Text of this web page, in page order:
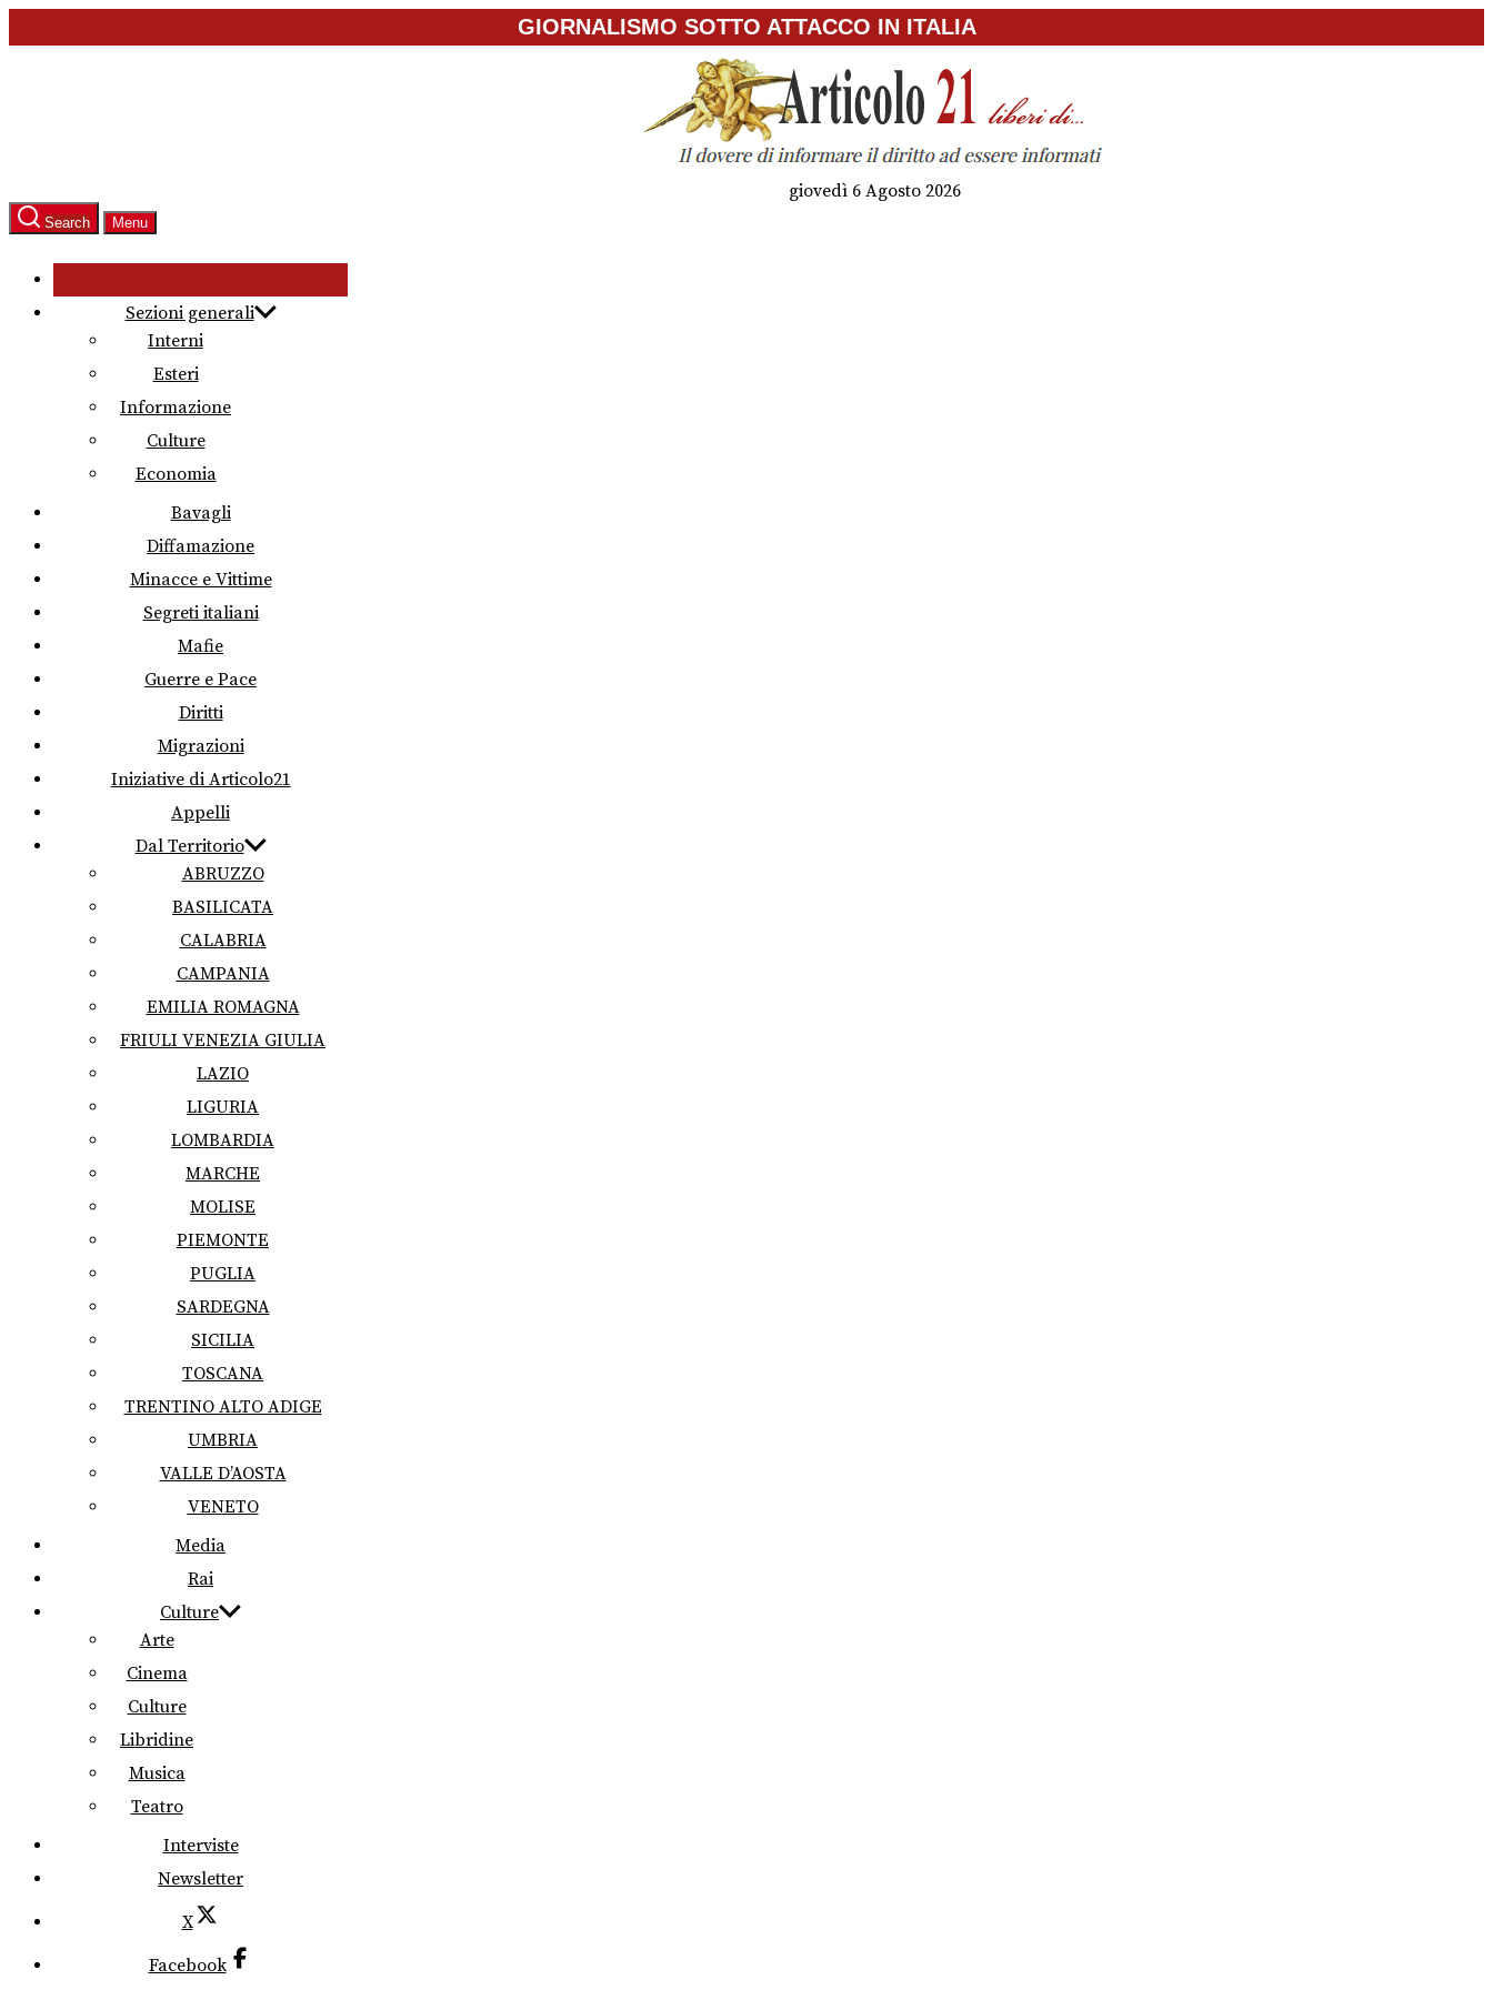
to
GIORNALISMO SOTTO ATTACCO IN ITALIA
giovedì 6 Agosto 2026
Search Menu
Sezioni generali
Interni
Esteri
Informazione
Culture
Economia
Bavagli
Diffamazione
Minacce e Vittime
Segreti italiani
Mafie
Guerre e Pace
Diritti
Migrazioni
Iniziative di Articolo21
Appelli
Dal Territorio
ABRUZZO
BASILICATA
CALABRIA
CAMPANIA
EMILIA ROMAGNA
FRIULI VENEZIA GIULIA
LAZIO
LIGURIA
LOMBARDIA
MARCHE
MOLISE
PIEMONTE
PUGLIA
SARDEGNA
SICILIA
TOSCANA
TRENTINO ALTO ADIGE
UMBRIA
VALLE D’AOSTA
VENETO
Media
Rai
Culture
Arte
Cinema
Culture
Libridine
Musica
Teatro
Interviste
Newsletter
X
Facebook